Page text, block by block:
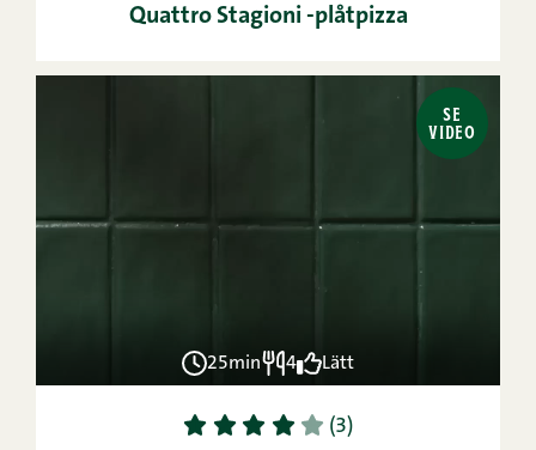
Quattro Stagioni -plåt­pizza
SE
VIDEO
25min 4 Lätt
1 2 3 4 5 (3)